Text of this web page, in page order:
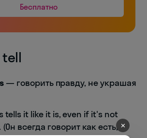
Бесплатно
— говорить правду, не украшая
tells it like it is, even if it's not
всегда говорит как есть, ✕